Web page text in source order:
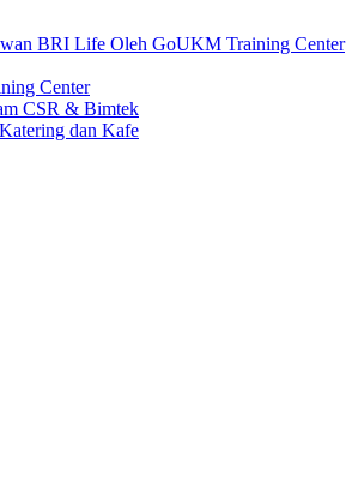
BRI Life Oleh GoUKM Training Center
Center
CSR & Bimtek
dan Kafe